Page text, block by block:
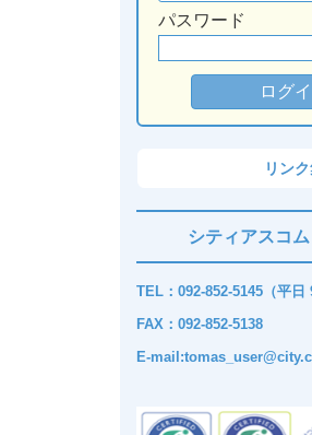
パスワード
リン
シティアスコ
TEL：092-852-5145（平日
FAX：092-852-5138
E-